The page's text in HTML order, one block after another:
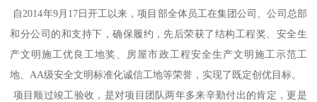
自2014年9月17日开工以来，项目部全体员工在集团公司、公司总部
和分公司的和支持下，确保履约，先后荣获了结构工程奖、安全生
产文明施工优良工地奖、房屋市政工程安全生产文明施工示范工
地、AA级安全文明标准化诚信工地等荣誉，实现了既定创优目标。
项目顺过竣工验收，是对项目团队两年多来辛勤付出的肯定，更是